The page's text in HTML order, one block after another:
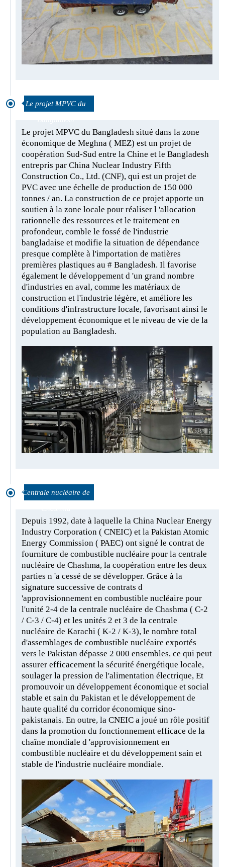
Le projet MPVC du
Le projet MPVC du Bangladesh situé dans la zone
économique de Meghna ( MEZ) est un projet de
coopération Sud-Sud entre la Chine et le Bangladesh
entrepris par China Nuclear Industry Fifth
Construction Co., Ltd. (CNF), qui est un projet de
PVC avec une échelle de production de 150 000
tonnes / an. La construction de ce projet apporte un
soutien à la zone locale pour réaliser l 'allocation
rationnelle des ressources et le traitement en
profondeur, comble le fossé de l'industrie
bangladaise et modifie la situation de dépendance
presque complète à l'importation de matières
premières plastiques au # Bangladesh. Il favorise
également le développement d 'un grand nombre
d'industries en aval, comme les matériaux de
construction et l'industrie légère, et améliore les
conditions d'infrastructure locale, favorisant ainsi le
développement économique et le niveau de vie de la
population au Bangladesh.
Centrale nucléaire de
Depuis 1992, date à laquelle la China Nuclear Energy
Industry Corporation ( CNEIC) et la Pakistan Atomic
Energy Commission ( PAEC) ont signé le contrat de
fourniture de combustible nucléaire pour la centrale
nucléaire de Chashma, la coopération entre les deux
parties n 'a cessé de se développer. Grâce à la
signature successive de contrats d
'approvisionnement en combustible nucléaire pour
l'unité 2-4 de la centrale nucléaire de Chashma ( C-2
/ C-3 / C-4) et les unités 2 et 3 de la centrale
nucléaire de Karachi ( K-2 / K-3), le nombre total
d'assemblages de combustible nucléaire exportés
vers le Pakistan dépasse 2 000 ensembles, ce qui peut
assurer efficacement la sécurité énergétique locale,
soulager la pression de l'alimentation électrique, Et
promouvoir un développement économique et social
stable et sain du Pakistan et le développement de
haute qualité du corridor économique sino-
pakistanais. En outre, la CNEIC a joué un rôle positif
dans la promotion du fonctionnement efficace de la
chaîne mondiale d 'approvisionnement en
combustible nucléaire et du développement sain et
stable de l'industrie nucléaire mondiale.